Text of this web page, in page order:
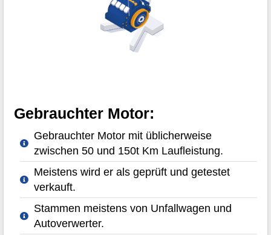
Gebrauchter Motor:
Gebrauchter Motor mit üblicherweise
zwischen 50 und 150t Km Laufleistung.
Meistens wird er als geprüft und getestet
verkauft.
Stammen meistens von Unfallwagen und
Autoverwerter.